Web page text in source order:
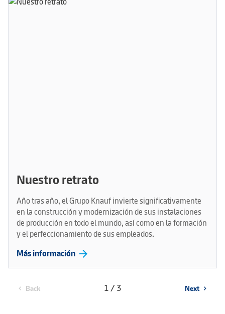
Nuestro retrato
Año tras año, el Grupo Knauf invierte significativamente
en la construcción y modernización de sus instalaciones
de producción en todo el mundo, así como en la formación
y el perfeccionamiento de sus empleados.
Más información arrow_forward
chevron_left Back 1 / 3 Next chevron_right